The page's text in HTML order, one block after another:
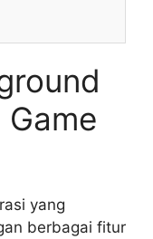
yang
berbagai fitur